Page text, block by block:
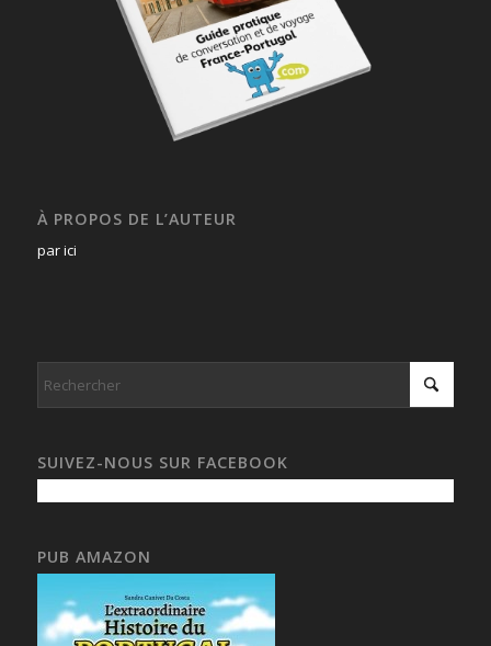
À PROPOS DE L’AUTEUR
par ici
SUIVEZ-NOUS SUR FACEBOOK
PUB AMAZON